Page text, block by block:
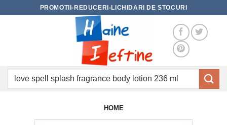
PROMOTII-REDUCERI-LICHIDARI DE STOCURI
Caută
HOME